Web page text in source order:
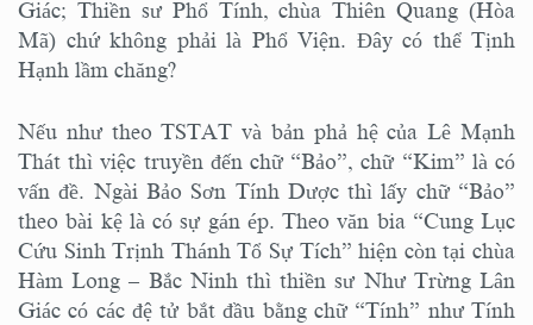
Giác; Thiền sư Phổ Tính, chùa Thiên Quang (Hòa
Mã) chứ không phải là Phổ Viện. Đây có thể Tịnh
Hạnh lầm chăng?
Nếu như theo TSTAT và bản phả hệ của Lê Mạnh
Thát thì việc truyền đến chữ “Bảo”, chữ “Kim” là có
vấn đề. Ngài Bảo Sơn Tính Dược thì lấy chữ “Bảo”
theo bài kệ là có sự gán ép. Theo văn bia “Cung Lục
Cứu Sinh Trịnh Thánh Tổ Sự Tích” hiện còn tại chùa
Hàm Long – Bắc Ninh thì thiền sư Như Trừng Lân
Giác có các đệ tử bắt đầu bằng chữ “Tính” như Tính